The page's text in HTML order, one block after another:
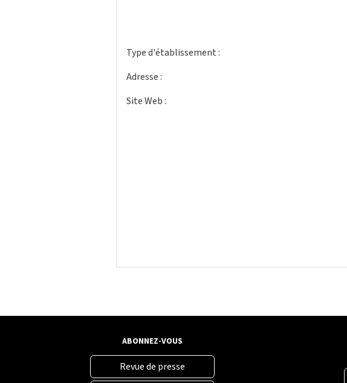
Type d'établissement :
Adresse :
Site Web :
ABONNEZ-VOUS
Revue de presse